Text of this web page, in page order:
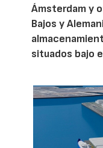
Ámsterdam y
Bajos y
situados bajo